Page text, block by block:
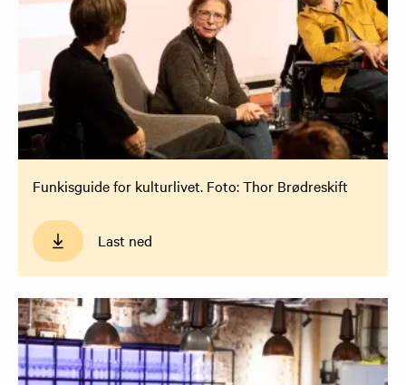
Funkisguide for kulturlivet. Foto: Thor Brødreskift
Last ned